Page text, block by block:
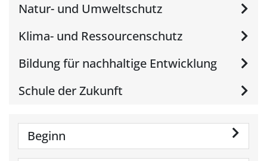
Natur- und Umweltschutz
Klima- und Ressourcenschutz
Bildung für nachhaltige Entwicklung
Schule der Zukunft
Beginn